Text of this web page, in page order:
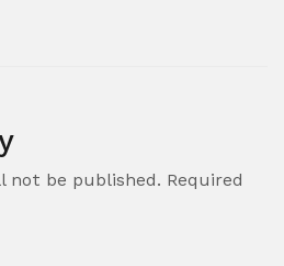
not be published. Required